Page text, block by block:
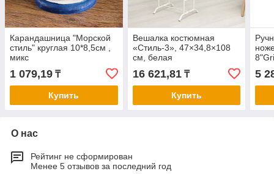
Карандашница "Морской
стиль" круглая 10*8,5см ,
микс
1 079,19 ₸
Купить
Вешалка костюмная
«Стиль-3», 47×34,8×108
см, белая
16 621,81₸
Купить
5
О нас
Рейтинг не сформирован
Менее 5 отзывов за последний год